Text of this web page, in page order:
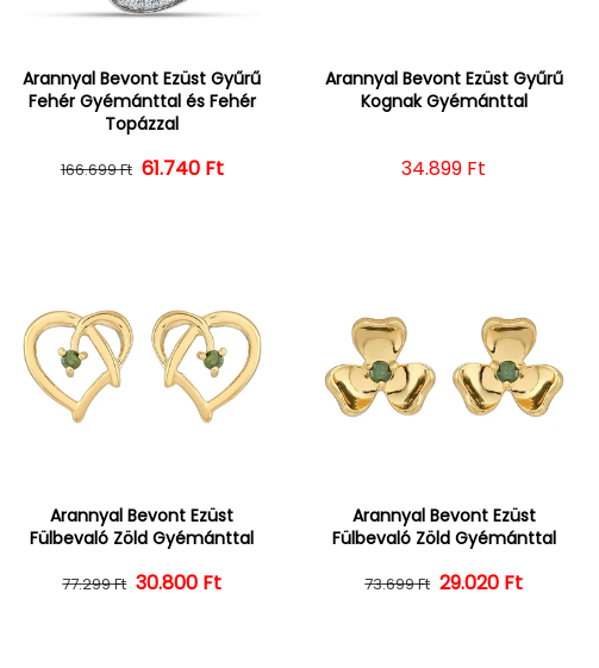
Arannyal Bevont Ezüst Gyűrű
Fehér Gyémánttal és Fehér
Topázzal
Normál ár
166.699 Ft Kedvezményes ár
61.740 Ft
Arannyal Bevont Ezüst Gyűrű
Kognak Gyémánttal
Normál ár
34.899 Ft
Arannyal Bevont Ezüst
Fülbevaló Zöld Gyémánttal
Normál ár
77.299 Ft Kedvezményes ár
30.800 Ft
Arannyal Bevont Ezüst
Fülbevaló Zöld Gyémánttal
Normál ár
73.699 Ft Kedvezményes ár
29.020 Ft